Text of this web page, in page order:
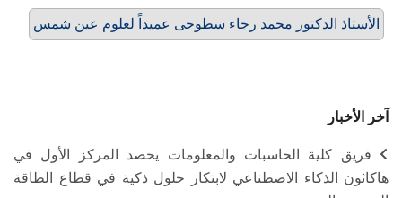
الأستاذ الدكتور محمد رجاء سطوحى عميداً لعلوم عين شمس
آخر الأخبار
فريق كلية الحاسبات والمعلومات يحصد المركز الأول في
هاكاثون الذكاء الاصطناعي لابتكار حلول ذكية في قطاع الطاقة